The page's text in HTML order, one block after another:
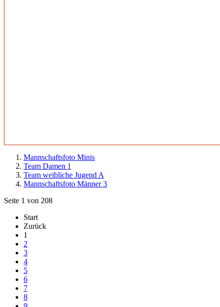
Mannschaftsfoto Minis
Team Damen 1
Team weibliche Jugend A
Mannschaftsfoto Männer 3
Seite 1 von 208
Start
Zurück
1
2
3
4
5
6
7
8